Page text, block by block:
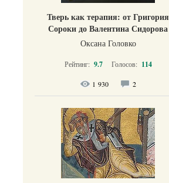
Тверь как терапия: от Григория
Сороки до Валентина Сидорова
Оксана Головко
Рейтинг: 9.7 Голосов: 114
1 930 2